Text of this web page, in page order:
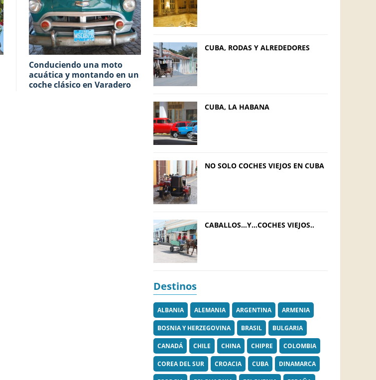
Conduciendo una moto
acuática y montando en un
coche clásico en Varadero
CUBA, RODAS Y ALREDEDORES
CUBA, LA HABANA
NO SOLO COCHES VIEJOS EN CUBA
CABALLOS…Y…COCHES VIEJOS..
Destinos
ALBANIA ALEMANIA ARGENTINA ARMENIA
BOSNIA Y HERZEGOVINA BRASIL BULGARIA
CANADÁ CHILE CHINA CHIPRE COLOMBIA
COREA DEL SUR CROACIA CUBA DINAMARCA